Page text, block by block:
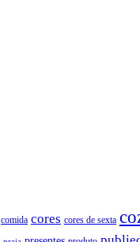
comida cores cores de sexta